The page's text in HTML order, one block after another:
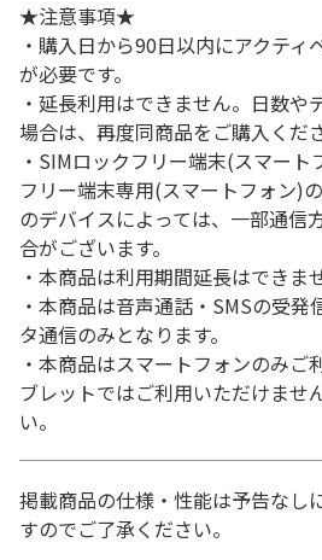
★注意事項★
・購入日から90日以内にアクティ
が必要です。
・延長利用はできません。日数や
場合は、再度同商品をご購入くだ
・SIMロックフリー端末(スマー
フリー端末専用(スマートフォン)
のデバイスによっては、一部通信
合がございます。
・本商品は利用期間延長はできま
・本商品は音声通話・SMSの受発
タ通信のみとなります。
・本商品はスマートフォンのみご
ブレットではご利用いただけませ
い。
掲載商品の仕様・性能は予告なし
すのでご了承ください。